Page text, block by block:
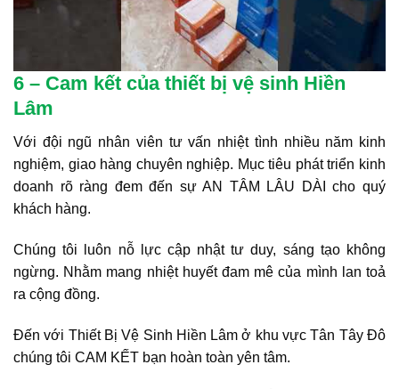
6 – Cam kết của thiết bị vệ sinh Hiền
Lâm
Với đội ngũ nhân viên tư vấn nhiệt tình nhiều năm kinh
nghiệm, giao hàng chuyên nghiệp. Mục tiêu phát triển kinh
doanh rõ ràng đem đến sự AN TÂM LÂU DÀI cho quý
khách hàng.
Chúng tôi luôn nỗ lực cập nhật tư duy, sáng tạo không
ngừng. Nhằm mang nhiệt huyết đam mê của mình lan toả
ra cộng đồng.
Đến với Thiết Bị Vệ Sinh Hiền Lâm ở khu vực Tân Tây Đô
chúng tôi CAM KẾT bạn hoàn toàn yên tâm.